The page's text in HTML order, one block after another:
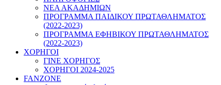
ΝΕΑ ΑΚΑΔΗΜΙΩΝ
ΠΡΟΓΡΑΜΜΑ ΠΑΙΔΙΚΟΥ ΠΡΩΤΑΘΛΗΜΑΤΟΣ
(2022-2023)
ΠΡΟΓΡΑΜΜΑ ΕΦΗΒΙΚΟΥ ΠΡΩΤΑΘΛΗΜΑΤΟΣ
(2022-2023)
ΧΟΡΗΓΟΙ
ΓΙΝΕ ΧΟΡΗΓΟΣ
ΧΟΡΗΓΟΙ 2024-2025
FANZONE